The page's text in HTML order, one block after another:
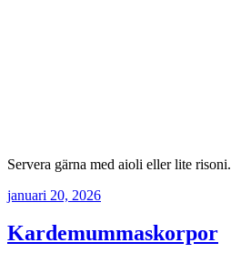
Servera gärna med aioli eller lite risoni.
januari 20, 2026
Kardemummaskorpor